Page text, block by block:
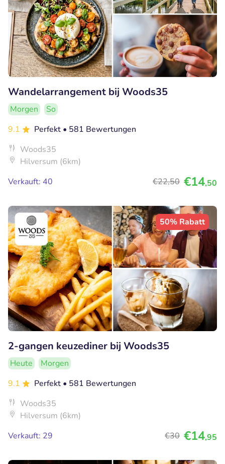
Wandelarrangement bij Woods35
Morgen
So
9.1
Perfekt • 581 Bewertungen
Woods35
Hilversum (6km)
Verkauft: 40
€22,50 €14,50
50% Rabatt
2-gangen keuzediner bij Woods35
Heute
Morgen
9.1
Perfekt • 581 Bewertungen
Woods35
Hilversum (6km)
Verkauft: 29
€30 €14,95